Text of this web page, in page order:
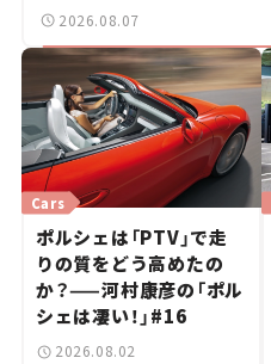
2026.08.07
ポルシェは「PTV」で走
りの質をどう高めたの
か？——河村康彦の「ポル
シェは凄い！」#16
Cars
2026.08.02